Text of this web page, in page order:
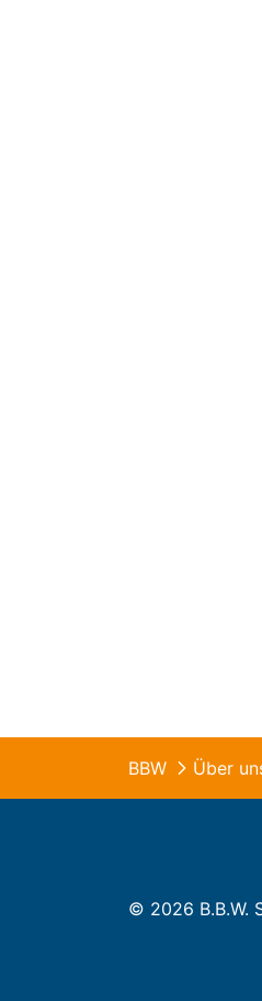
BBW Über
© 2026 B.B.W.